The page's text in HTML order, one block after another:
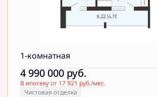
1-комнатная
4 990 000руб.
В ипотеку от 17 921 руб./мес.
Чистовая отделка